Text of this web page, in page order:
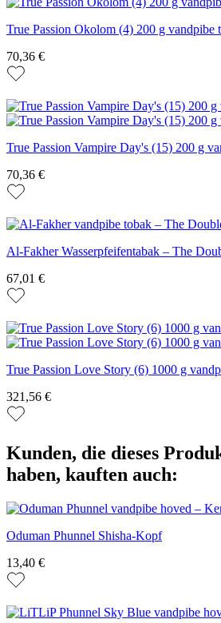
True Passion Okolom (4) 200 g vandpibe
70,36 €
True Passion Vampire Day's (15) 200 g
70,36 €
Al-Fakher Wasserpfeifentabak – The
67,01 €
True Passion Love Story (6) 1000 g
321,56 €
Kunden, die dieses
haben, kauften auch:
Oduman Phunnel Shisha-Kopf
13,40 €